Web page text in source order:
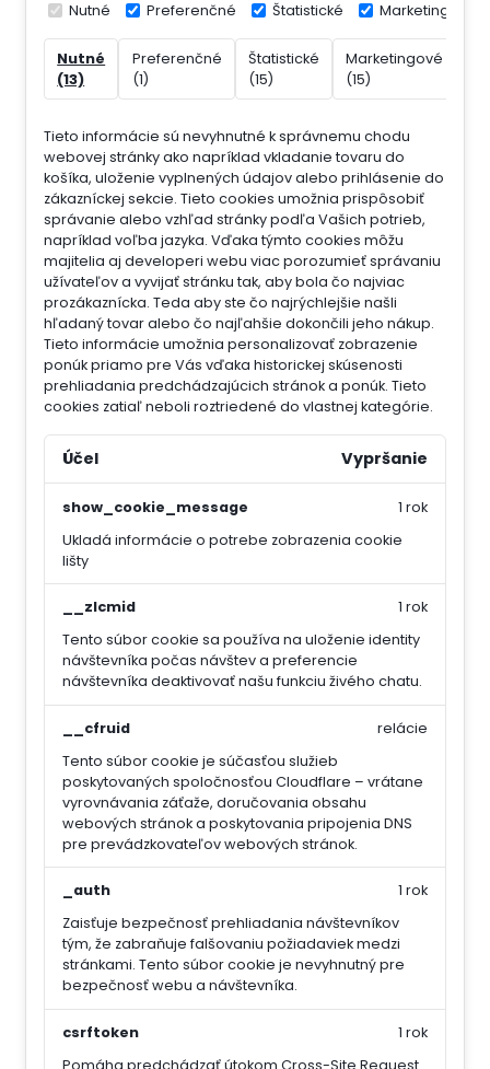
Nutné Preferenčné Štatistické Marketingové
Nutné
(13)
Preferenčné
(1)
Štatistické
(15)
Marketingové
(15)
Tieto informácie sú nevyhnutné k správnemu chodu
webovej stránky ako napríklad vkladanie tovaru do
košíka, uloženie vyplnených údajov alebo prihlásenie do
zákazníckej sekcie. Tieto cookies umožnia prispôsobiť
správanie alebo vzhľad stránky podľa Vašich potrieb,
napríklad voľba jazyka. Vďaka týmto cookies môžu
majitelia aj developeri webu viac porozumieť správaniu
užívateľov a vyvijať stránku tak, aby bola čo najviac
prozákaznícka. Teda aby ste čo najrýchlejšie našli
hľadaný tovar alebo čo najľahšie dokončili jeho nákup.
Tieto informácie umožnia personalizovať zobrazenie
ponúk priamo pre Vás vďaka historickej skúsenosti
prehliadania predchádzajúcich stránok a ponúk. Tieto
cookies zatiaľ neboli roztriedené do vlastnej kategórie.
Účel Vypršanie
show_cookie_message
Ukladá informácie o potrebe zobrazenia cookie
lišty
1 rok
__zlcmid
Tento súbor cookie sa používa na uloženie identity
návštevníka počas návštev a preferencie
návštevníka deaktivovať našu funkciu živého chatu.
1 rok
__cfruid
Tento súbor cookie je súčasťou služieb
poskytovaných spoločnosťou Cloudflare – vrátane
vyrovnávania záťaže, doručovania obsahu
webových stránok a poskytovania pripojenia DNS
pre prevádzkovateľov webových stránok.
relácie
_auth
Zaisťuje bezpečnosť prehliadania návštevníkov
tým, že zabraňuje falšovaniu požiadaviek medzi
stránkami. Tento súbor cookie je nevyhnutný pre
bezpečnosť webu a návštevníka.
1 rok
csrftoken
Pomáha predchádzať útokom Cross-Site Request
1 rok